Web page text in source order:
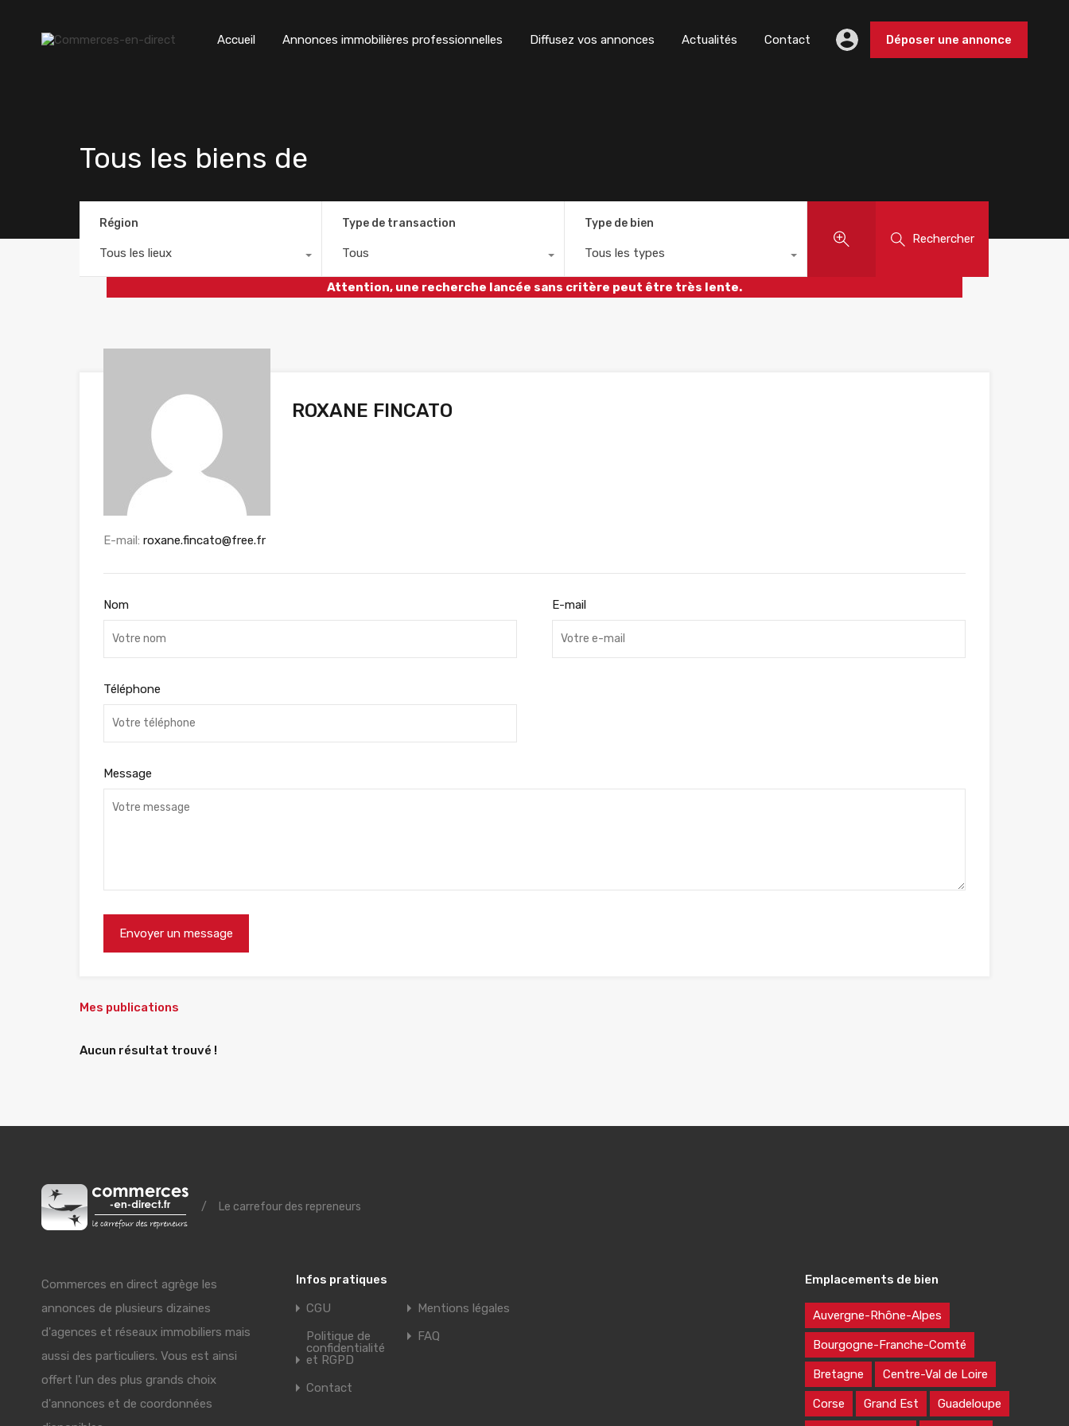
Accueil Annonces immobilières professionnelles Diffusez vos annonces Actualités Contact Déposer une annonce
Tous les biens de
Région
Tous les lieux
Type de transaction
Tous
Type de bien
Tous les types
Rechercher
Attention, une recherche lancée sans critère peut être très lente.
ROXANE FINCATO
E-mail: roxane.fincato@free.fr
Nom E-mail
Téléphone
Message
Mes publications
Aucun résultat trouvé !
/ Le carrefour des repreneurs
Commerces en direct agrège les
annonces de plusieurs dizaines
d'agences et réseaux immobiliers mais
aussi des particuliers. Vous est ainsi
offert l'un des plus grands choix
d'annonces et de coordonnées
Infos pratiques
CGU
Mentions légales
Politique de
confidentialité
et RGPD
FAQ
Contact
Emplacements de bien
Auvergne-Rhône-Alpes
Bourgogne-Franche-Comté
Bretagne Centre-Val de Loire
Corse Grand Est Guadeloupe